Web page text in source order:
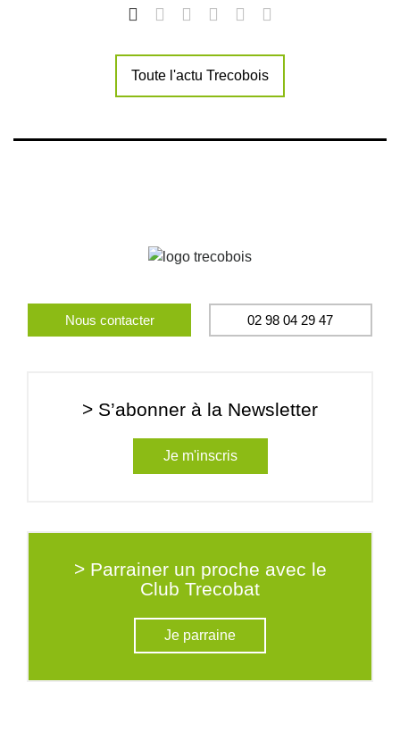
Toute l'actu Trecobois
Nous contacter 02 98 04 29 47
> S’abonner à la Newsletter
Je m'inscris
> Parrainer un proche avec le
Club Trecobat
Je parraine